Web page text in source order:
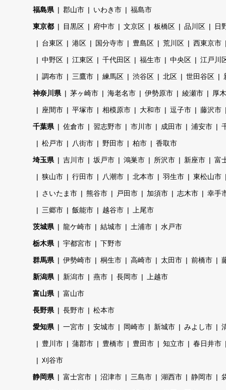
福島県 郡山市 いわき市 福島市
東京都 目黒区 府中市 文京区 板橋区 品川区 日
台東区 港区 国分寺市 豊島区 荒川区 西東京市
中野区 江東区 千代田区 福生市 中央区 江戸川
調布市 三鷹市 練馬区 渋谷区 北区 世田谷区
神奈川県 茅ヶ崎市 海老名市 伊勢原市 綾瀬市 厚
座間市 平塚市 相模原市 大和市 逗子市 藤沢市
千葉県 佐倉市 習志野市 市川市 成田市 浦安市
松戸市 八街市 野田市 柏市 香取市
埼玉県 吉川市 坂戸市 鴻巣市 所沢市 新座市 富
狭山市 行田市 八潮市 北本市 羽生市 東松山市
さいたま市 熊谷市 戸田市 加須市 志木市 幸手
三郷市 飯能市 越谷市 上尾市
茨城県 龍ケ崎市 結城市 土浦市 水戸市
栃木県 宇都宮市 下野市
群馬県 伊勢崎市 桐生市 高崎市 太田市 前橋市
新潟県 新潟市 燕市 長岡市 上越市
富山県 富山市
長野県 長野市 松本市
愛知県 一宮市 安城市 岡崎市 新城市 みよし市
豊川市 蒲郡市 豊橋市 豊田市 知立市 春日井市
刈谷市
静岡県 富士宮市 沼津市 三島市 湖西市 静岡市